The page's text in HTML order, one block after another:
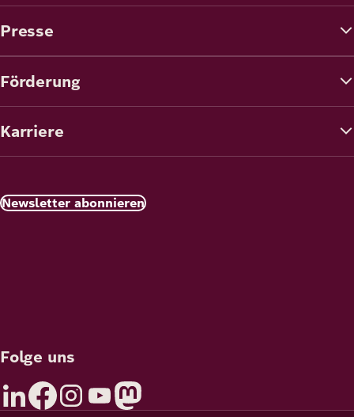
Presse
Förderung
Karriere
Newsletter abonnieren
Folge uns